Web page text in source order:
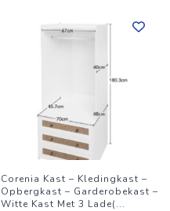
Corenia Kast – Kledingkast –
Opbergkast – Garderobekast –
Witte Kast Met 3 Lade(...